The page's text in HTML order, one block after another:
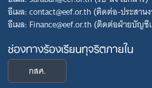
อีเมล: contact@eef.or.th (ติดต่อ-ประสาน
อีเมล: Finance@eef.or.th (ติดต่อฝ่ายบัญชี
ช่องทางร้องเรียนทุจริตภายใน
กสศ.